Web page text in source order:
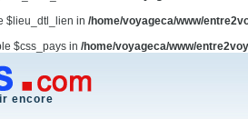
$lieu_dtl_lien in /home/voyageca/www/
$css_pays in /home/voyageca/www/
encore